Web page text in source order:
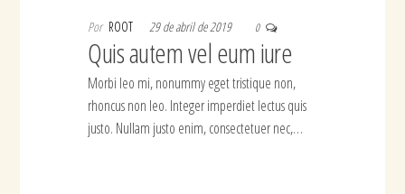
Por ROOT 29 de abril de 2019 0
Quis autem vel eum iure
Morbi leo mi, nonummy eget tristique non,
rhoncus non leo. Integer imperdiet lectus quis
justo. Nullam justo enim, consectetuer nec,…